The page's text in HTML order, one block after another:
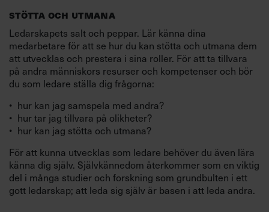
STÖTTA OCH UTMANA
Ledarskapets salt och peppar. Lär känna dina
medarbetare för att se hur du kan stötta och utmana dem
att utvecklas och prestera i sina roller. För att ta tillvara
på andra människors resurser och kompetenser och bör
du som ledare ställa dig frågorna:
hur kan jag samspela med andra?
hur tar jag tillvara på olikheter?
hur kan jag stötta och utmana?
För att kunna utvecklas som ledare behöver du även lära
känna dig själv. Självkännedom återkommer som en viktig
del i många studier och forskning som grundbulten i ett
gott ledarskap; att leda sig själv är basen i att leda andra.